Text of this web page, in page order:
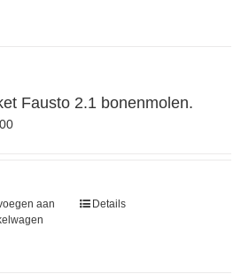
Fausto 2.1 bonenmolen.
aan
Details